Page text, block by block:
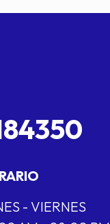
- VIERNES